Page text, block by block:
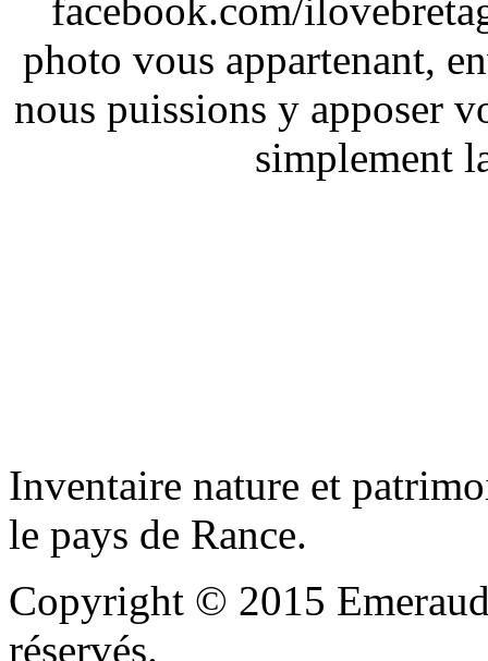
facebook.com/
photo vous appartenant,
nous puissions y apposer
simplement
Inventaire nature et
le pays de Rance.
Copyright © 2015
réservés.